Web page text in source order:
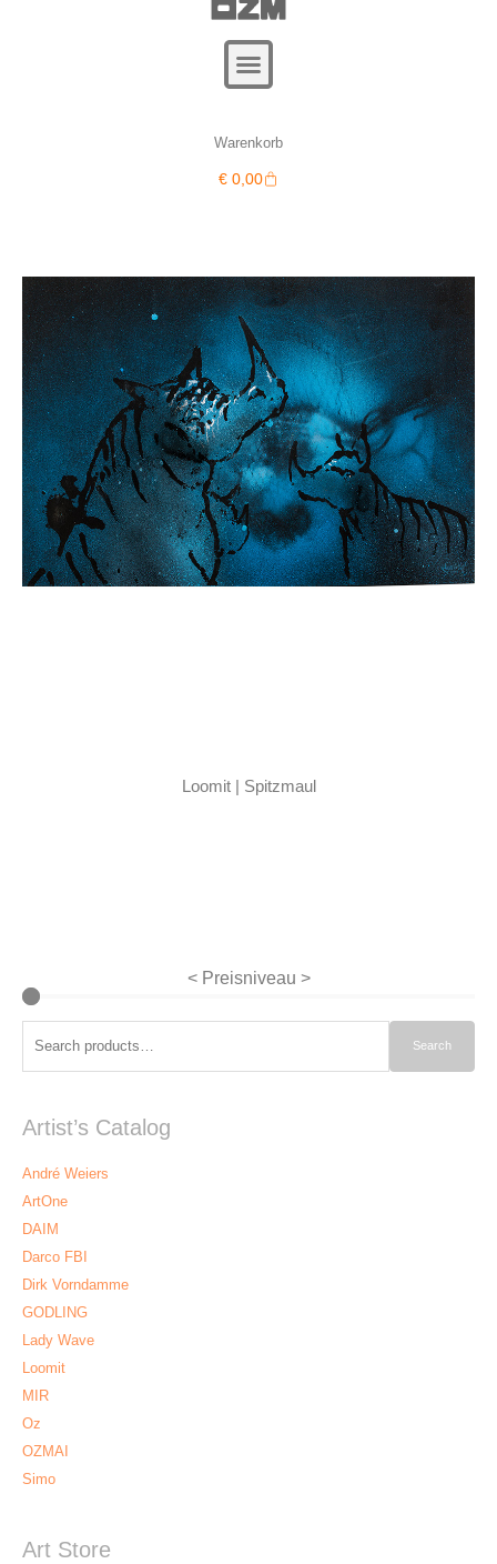
Warenkorb
€ 0,00Warenkorb
Loomit | Spitzmaul
< Preisniveau >
Search
Artist’s Catalog
André Weiers
ArtOne
DAIM
Darco FBI
Dirk Vorndamme
GODLING
Lady Wave
Loomit
MIR
Oz
OZMAI
Simo
Art Store